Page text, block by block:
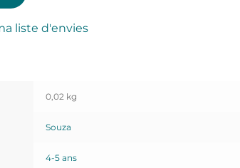
liste d'envies
0,02 kg
Souza
4-5 ans